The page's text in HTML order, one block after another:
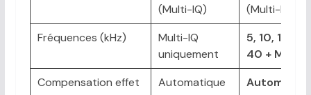
(Multi-IQ)
(Multi-IQ)
Fréquences (kHz)
Multi-IQ
uniquement
5, 10, 15, 20,
40 + Multi-
Compensation effet
Automatique